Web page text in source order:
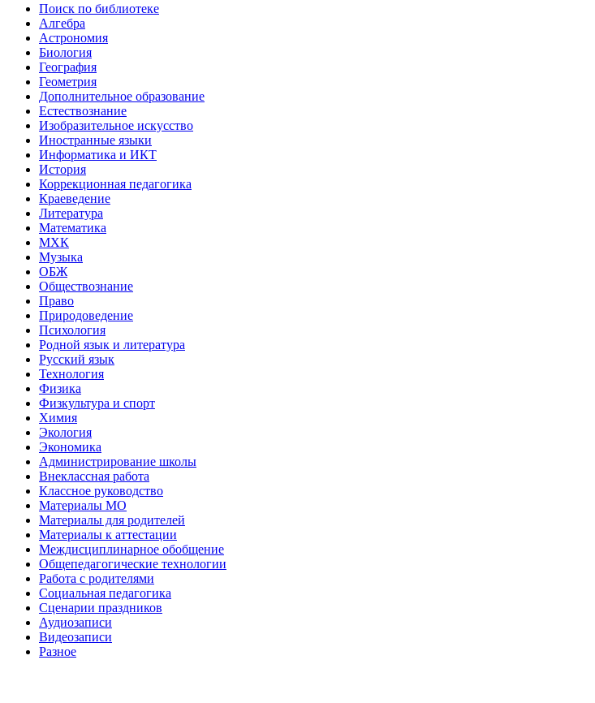
Поиск по библиотеке
Алгебра
Астрономия
Биология
География
Геометрия
Дополнительное образование
Естествознание
Изобразительное искусство
Иностранные языки
Информатика и ИКТ
История
Коррекционная педагогика
Краеведение
Литература
Математика
МХК
Музыка
ОБЖ
Обществознание
Право
Природоведение
Психология
Родной язык и литература
Русский язык
Технология
Физика
Физкультура и спорт
Химия
Экология
Экономика
Администрирование школы
Внеклассная работа
Классное руководство
Материалы МО
Материалы для родителей
Материалы к аттестации
Междисциплинарное обобщение
Общепедагогические технологии
Работа с родителями
Социальная педагогика
Сценарии праздников
Аудиозаписи
Видеозаписи
Разное